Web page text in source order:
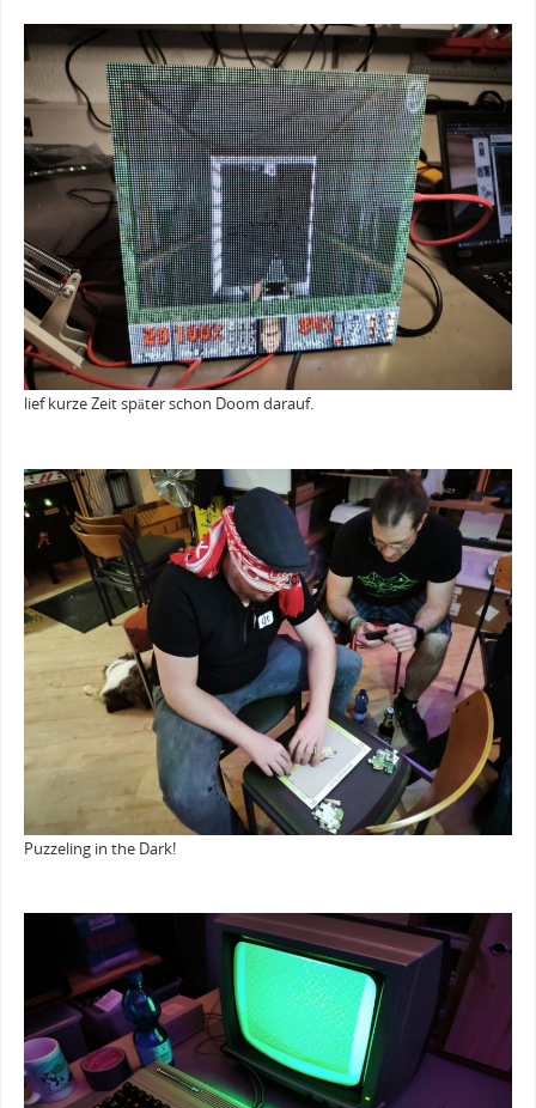
lief kurze Zeit später schon Doom darauf.
Puzzeling in the Dark!